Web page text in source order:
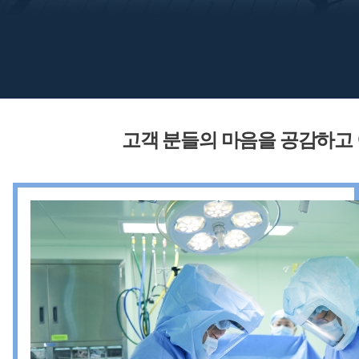
고객 분들의 마음을공감하고